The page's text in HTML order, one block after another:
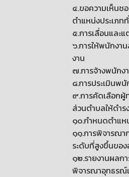
๔.ขอความเห็นช
ตำแหน่งประเภท
๕.การเลื่อนและ
๖.การให้พนักงา
งาน
๗.การจ้างพนักง
๘.การประเมินพ
๙.การคัดเลือก
ส่วนตำบลให้ดำร
๑๐.กำหนดตำแห
๑๑.การพิจารณา
ระดับที่สูงขึ้นขอ
๑๒.รายงานผลก
พิจารณาอุทธรณ์